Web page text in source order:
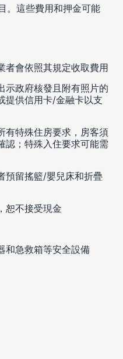
。這些費用和押金可能
者會依照其規定收取費用
示政府核發且附有照片的
提供信用卡/金融卡以支
有特殊住房要求，房客須
認；特殊入住要求可能需
預留搖籃/嬰兒床和折疊
恕不接受現金
和急救箱等安全設備